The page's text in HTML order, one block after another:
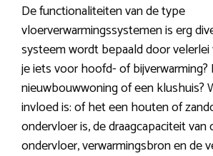
De functionaliteiten van de type
vloerverwarmingssystemen is erg
systeem wordt bepaald door
je iets voor hoofd- of
nieuwbouwwoning of een klushuis?
invloed is: of het een houten of
ondervloer is, de draagcapaciteit van
ondervloer, verwarmingsbron en de